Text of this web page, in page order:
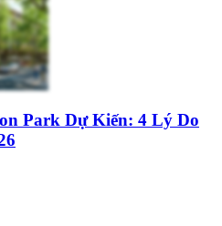
Park Dự Kiến: 4 Lý Do